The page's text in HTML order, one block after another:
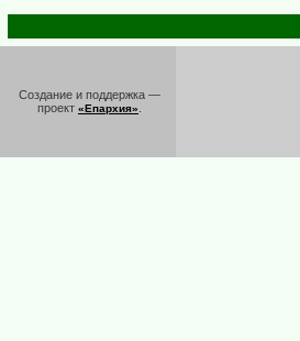
Создание и поддержка —
проект «Епархия»